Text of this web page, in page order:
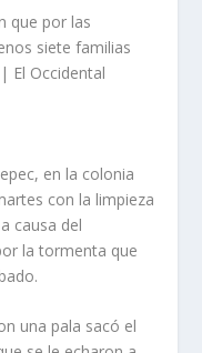
que por las
siete familias
El Occidental
en la colonia
con la limpieza
causa del
la tormenta que
una pala sacó el